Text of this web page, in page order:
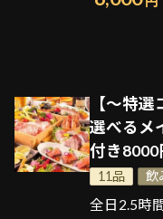
【～特
選べるメ
付き8000
11品 飲
全日2.5時